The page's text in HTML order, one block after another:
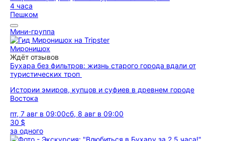
4 часа
Пешком
Мини-группа
Миронишох
Ждёт отзывов
Бухара без фильтров: жизнь старого города вдали от
туристических троп
Истории эмиров, купцов и суфиев в древнем городе
Востока
пт, 7 авг в 09:00сб, 8 авг в 09:00
30 $
за одного